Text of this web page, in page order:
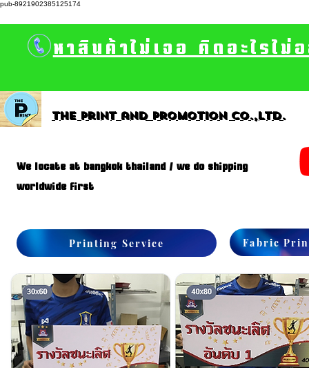
pub-8921902385125174
หาสินค้าไม่เจอ คิดอะไรไ
The print and promotion CO.,Ltd.
We locate at bangkok thailand / we do shipping
worldwide first
Printing Service Fabric